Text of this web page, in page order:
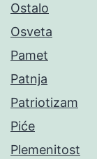
Ostalo
Osveta
Pamet
Patnja
Patriotizam
Piće
Plemenitost